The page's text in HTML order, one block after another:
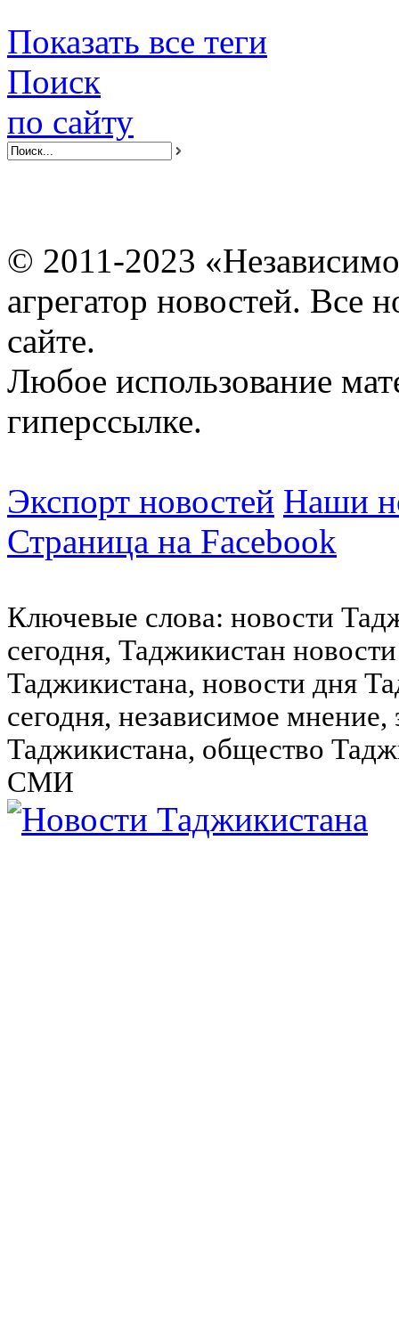
Показать все теги
Поиск
по сайту
© 2011-2023
агрегатор новостей. Все
сайте.
Любое использование
гиперссылке.
Экспорт новостей Наши
Страница на Facebook
Ключевые слова: новости
сегодня, Таджикистан
Таджикистана, новости дня
сегодня, независимое
Таджикистана, общество
СМИ